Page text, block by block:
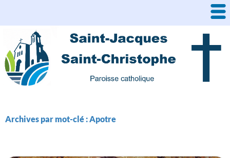
contenu
Archives par mot-clé : Apotre